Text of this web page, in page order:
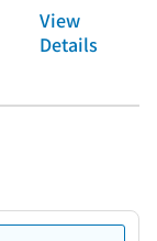
View
Details